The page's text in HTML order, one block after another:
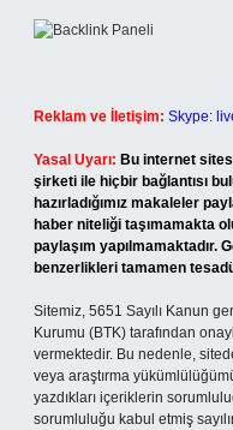
Reklam ve İletişim: Skype:
Yasal Uyarı: Bu internet
şirketi ile hiçbir bağlantısı
hazırladığımız makaleler
haber niteliği taşımamakta
paylaşım yapılmamaktadır.
benzerlikleri tamamen
Sitemiz, 5651 Sayılı Kanun
Kurumu (BTK) tarafından
vermektedir. Bu nedenle,
veya araştırma
yazdıkları içeriklerin
sorumluluğu kabul etmiş